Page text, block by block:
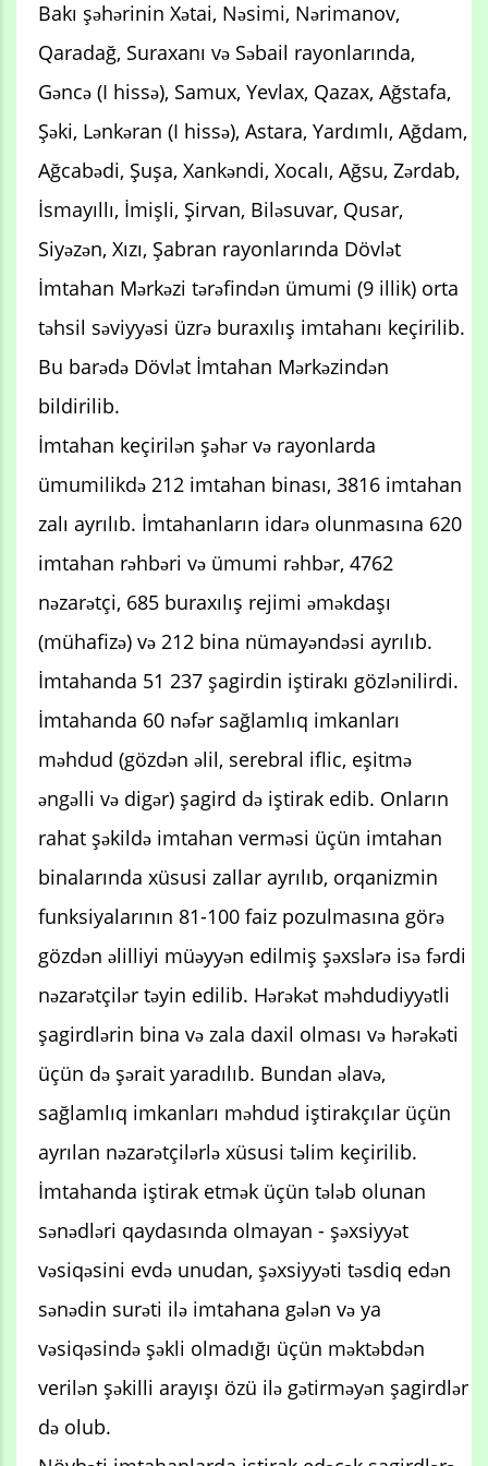
Bakı şəhərinin Xətai, Nəsimi, Nərimanov,
Qaradağ, Suraxanı və Səbail rayonlarında,
Gəncə (I hissə), Samux, Yevlax, Qazax, Ağstafa,
Şəki, Lənkəran (I hissə), Astara, Yardımlı, Ağdam,
Ağcabədi, Şuşa, Xankəndi, Xocalı, Ağsu, Zərdab,
İsmayıllı, İmişli, Şirvan, Biləsuvar, Qusar,
Siyəzən, Xızı, Şabran rayonlarında Dövlət
İmtahan Mərkəzi tərəfindən ümumi (9 illik) orta
təhsil səviyyəsi üzrə buraxılış imtahanı keçirilib.
Bu barədə Dövlət İmtahan Mərkəzindən
bildirilib.
İmtahan keçirilən şəhər və rayonlarda
ümumilikdə 212 imtahan binası, 3816 imtahan
zalı ayrılıb. İmtahanların idarə olunmasına 620
imtahan rəhbəri və ümumi rəhbər, 4762
nəzarətçi, 685 buraxılış rejimi əməkdaşı
(mühafizə) və 212 bina nümayəndəsi ayrılıb.
İmtahanda 51 237 şagirdin iştirakı gözlənilirdi.
İmtahanda 60 nəfər sağlamlıq imkanları
məhdud (gözdən əlil, serebral iflic, eşitmə
əngəlli və digər) şagird də iştirak edib. Onların
rahat şəkildə imtahan verməsi üçün imtahan
binalarında xüsusi zallar ayrılıb, orqanizmin
funksiyalarının 81-100 faiz pozulmasına görə
gözdən əlilliyi müəyyən edilmiş şəxslərə isə fərdi
nəzarətçilər təyin edilib. Hərəkət məhdudiyyətli
şagirdlərin bina və zala daxil olması və hərəkəti
üçün də şərait yaradılıb. Bundan əlavə,
sağlamlıq imkanları məhdud iştirakçılar üçün
ayrılan nəzarətçilərlə xüsusi təlim keçirilib.
İmtahanda iştirak etmək üçün tələb olunan
sənədləri qaydasında olmayan - şəxsiyyət
vəsiqəsini evdə unudan, şəxsiyyəti təsdiq edən
sənədin surəti ilə imtahana gələn və ya
vəsiqəsində şəkli olmadığı üçün məktəbdən
verilən şəkilli arayışı özü ilə gətirməyən şagirdlər
də olub.